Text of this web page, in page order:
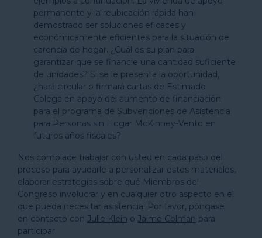
permanente y la reubicación rápida han
demostrado ser soluciones eficaces y
económicamente eficientes para la situación de
carencia de hogar. ¿Cuál es su plan para
garantizar que se financie una cantidad suficiente
de unidades? Si se le presenta la oportunidad,
¿hará circular o firmará cartas de Estimado
Colega en apoyo del aumento de financiación
para el programa de Subvenciones de Asistencia
para Personas sin Hogar McKinney-Vento en
futuros años fiscales?
Nos complace trabajar con usted en cada paso del
proceso para ayudarle a personalizar estos materiales,
elaborar estrategias sobre qué Miembros del
Congreso involucrar y en cualquier otro aspecto en el
que pueda necesitar asistencia. Por favor, póngase
en contacto con Julie Klein o Jaime Colman para
participar.